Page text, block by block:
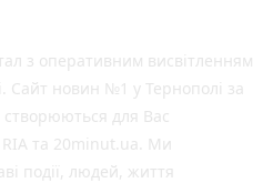
з оперативним висвітленням
Сайт новин №1 у Тернополі за
створюються для Вас
та 20minut.ua. Ми
події, людей, життя